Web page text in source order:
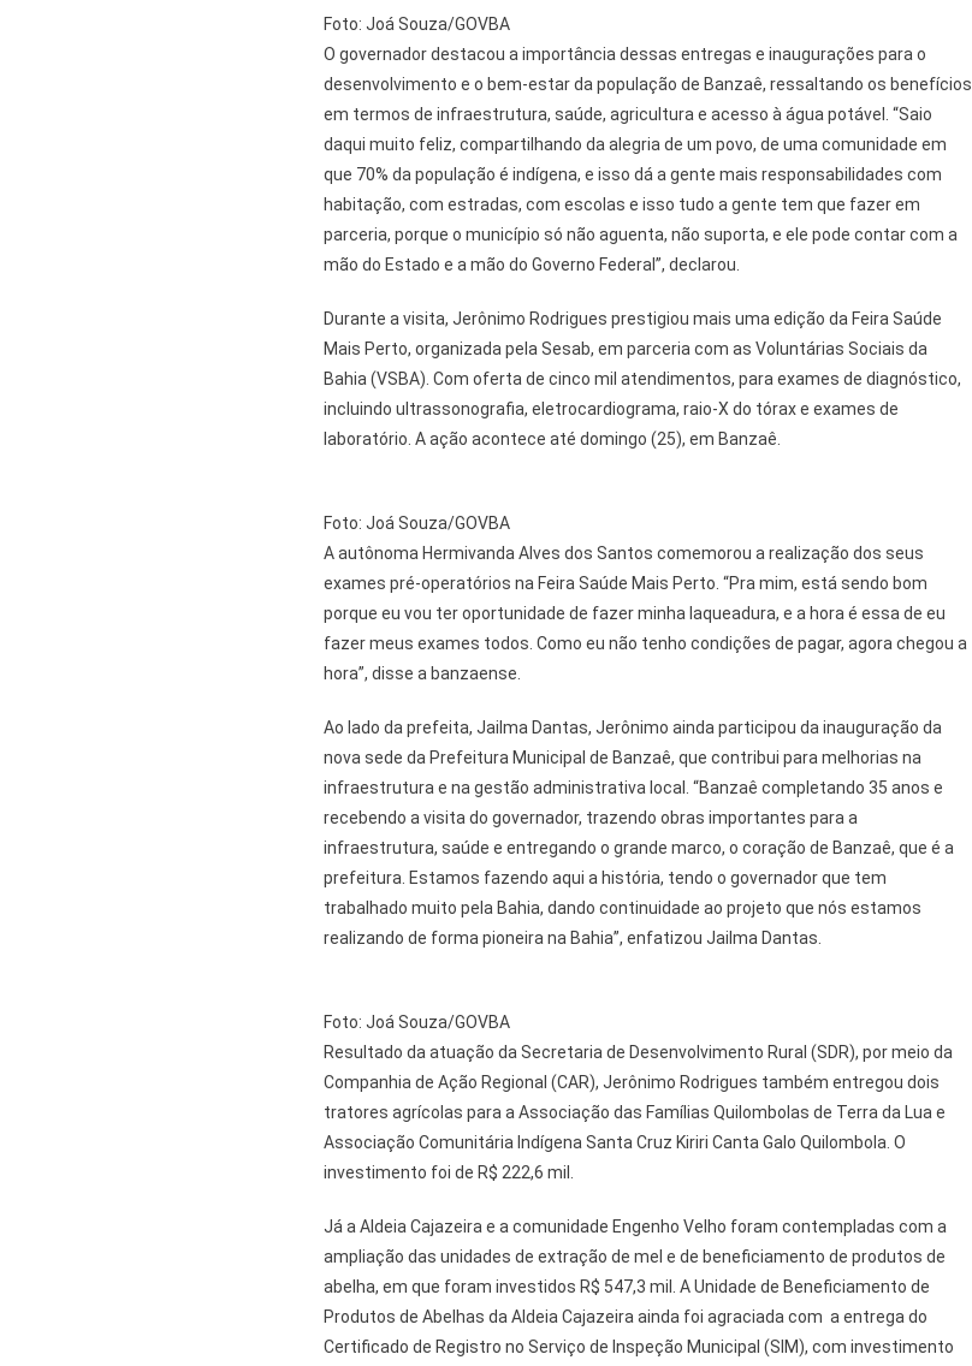
Foto: Joá Souza/GOVBA
O governador destacou a importância dessas entregas e inaugurações para o
desenvolvimento e o bem-estar da população de Banzaê, ressaltando os benefícios
em termos de infraestrutura, saúde, agricultura e acesso à água potável. “Saio
daqui muito feliz, compartilhando da alegria de um povo, de uma comunidade em
que 70% da população é indígena, e isso dá a gente mais responsabilidades com
habitação, com estradas, com escolas e isso tudo a gente tem que fazer em
parceria, porque o município só não aguenta, não suporta, e ele pode contar com a
mão do Estado e a mão do Governo Federal”, declarou.
Durante a visita, Jerônimo Rodrigues prestigiou mais uma edição da Feira Saúde
Mais Perto, organizada pela Sesab, em parceria com as Voluntárias Sociais da
Bahia (VSBA). Com oferta de cinco mil atendimentos, para exames de diagnóstico,
incluindo ultrassonografia, eletrocardiograma, raio-X do tórax e exames de
laboratório. A ação acontece até domingo (25), em Banzaê.
Foto: Joá Souza/GOVBA
A autônoma Hermivanda Alves dos Santos comemorou a realização dos seus
exames pré-operatórios na Feira Saúde Mais Perto. “Pra mim, está sendo bom
porque eu vou ter oportunidade de fazer minha laqueadura, e a hora é essa de eu
fazer meus exames todos. Como eu não tenho condições de pagar, agora chegou a
hora”, disse a banzaense.
Ao lado da prefeita, Jailma Dantas, Jerônimo ainda participou da inauguração da
nova sede da Prefeitura Municipal de Banzaê, que contribui para melhorias na
infraestrutura e na gestão administrativa local. “Banzaê completando 35 anos e
recebendo a visita do governador, trazendo obras importantes para a
infraestrutura, saúde e entregando o grande marco, o coração de Banzaê, que é a
prefeitura. Estamos fazendo aqui a história, tendo o governador que tem
trabalhado muito pela Bahia, dando continuidade ao projeto que nós estamos
realizando de forma pioneira na Bahia”, enfatizou Jailma Dantas.
Foto: Joá Souza/GOVBA
Resultado da atuação da Secretaria de Desenvolvimento Rural (SDR), por meio da
Companhia de Ação Regional (CAR), Jerônimo Rodrigues também entregou dois
tratores agrícolas para a Associação das Famílias Quilombolas de Terra da Lua e
Associação Comunitária Indígena Santa Cruz Kiriri Canta Galo Quilombola. O
investimento foi de R$ 222,6 mil.
Já a Aldeia Cajazeira e a comunidade Engenho Velho foram contempladas com a
ampliação das unidades de extração de mel e de beneficiamento de produtos de
abelha, em que foram investidos R$ 547,3 mil. A Unidade de Beneficiamento de
Produtos de Abelhas da Aldeia Cajazeira ainda foi agraciada com a entrega do
Certificado de Registro no Serviço de Inspeção Municipal (SIM), com investimento